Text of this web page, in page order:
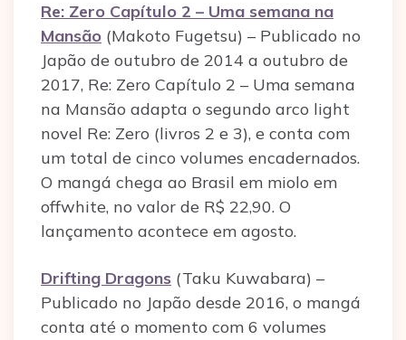
Re: Zero Capítulo 2 – Uma semana na
Mansão (Makoto Fugetsu) – Publicado no
Japão de outubro de 2014 a outubro de
2017, Re: Zero Capítulo 2 – Uma semana
na Mansão adapta o segundo arco light
novel Re: Zero (livros 2 e 3), e conta com
um total de cinco volumes encadernados.
O mangá chega ao Brasil em miolo em
offwhite, no valor de R$ 22,90. O
lançamento acontece em agosto.
Drifting Dragons (Taku Kuwabara) –
Publicado no Japão desde 2016, o mangá
conta até o momento com 6 volumes